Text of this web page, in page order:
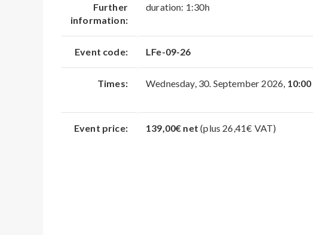
Further
information:
duration: 1:30h
Event code: LFe-09-26
Times: Wednesday, 30. September 2026, 10:00
Event price: 139,00€ net (plus 26,41€ VAT)